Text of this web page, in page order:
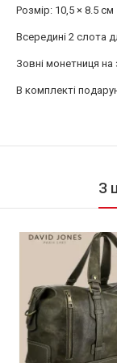
Розмір: 10,5 × 8.5 см
Всередині 2 слота
Зовні монетниця на
В комплекті
З